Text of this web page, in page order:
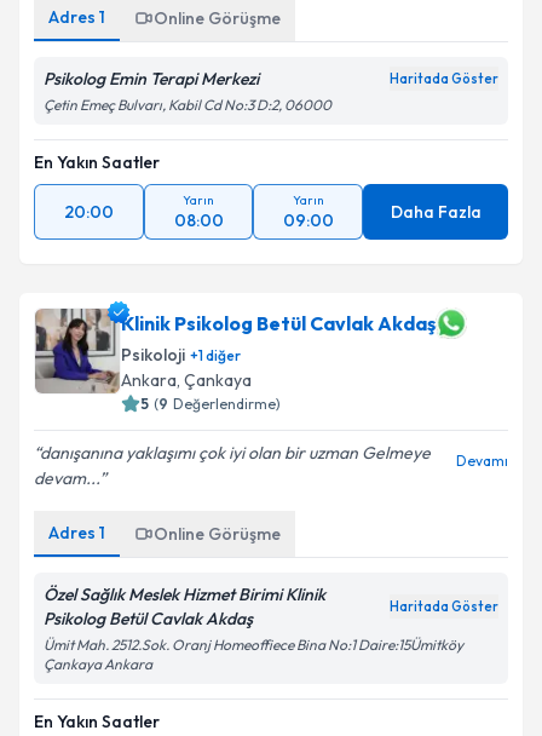
Adres 1 Online Görüşme
Psikolog Emin Terapi Merkezi Haritada Göster
Çetin Emeç Bulvarı, Kabil Cd No:3 D:2, 06000
En Yakın Saatler
20:00
Yarın
08:00
Yarın
09:00 Daha Fazla
Klinik Psikolog Betül Cavlak Akdaş
Psikoloji +1diğer
Ankara, Çankaya
5 (9 Değerlendirme)
danışanına yaklaşımı çok iyi olan bir uzman Gelmeye
devam...
Devamı
Adres 1 Online Görüşme
Özel Sağlık Meslek Hizmet Birimi Klinik
Psikolog Betül Cavlak Akdaş
Haritada Göster
Ümit Mah. 2512.Sok. Oranj Homeoffiece Bina No:1 Daire:15Ümitköy
Çankaya Ankara
En Yakın Saatler